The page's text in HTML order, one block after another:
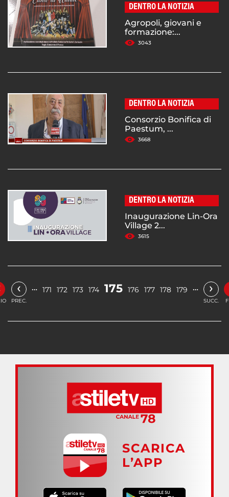
DENTRO LA NOTIZIA
Agropoli, giovani e
formazione:...
3043
DENTRO LA NOTIZIA
Consorzio Bonifica di
Paestum, ...
3668
DENTRO LA NOTIZIA
Inaugurazione Lin-Ora
Village 2...
3615
‹
PREC.
… 171 172 173 174 175 176 177 178 179 … ›
SUCC.
SCARICA
L’APP